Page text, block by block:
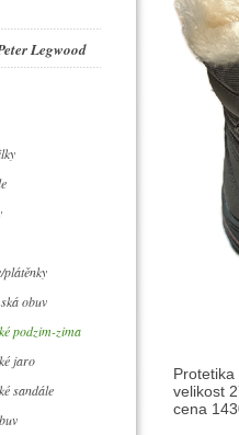
Protetika
velikost
cena
Legwood
plátěnky
obuv
podzim-zima
jaro
sandále